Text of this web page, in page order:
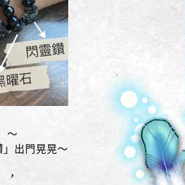
～
出門晃晃～
，